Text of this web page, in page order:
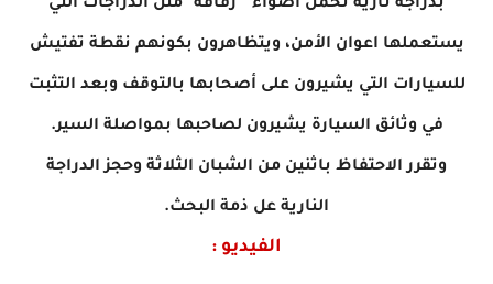
بدراجة نارية تحمل أضواء " رفّافة" مثل الدراجات التي
يستعملها اعوان الأمن، ويتظاهرون بكونهم نقطة تفتيش
للسيارات التي يشيرون على أصحابها بالتوقف وبعد التثبت
في وثائق السيارة يشيرون لصاحبها بمواصلة السير.
وتقرر الاحتفاظ باثنين من الشبان الثلاثة وحجز الدراجة
النارية عل ذمة البحث.
الفيديو :